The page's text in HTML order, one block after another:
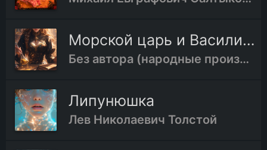
Морской царь и Василиса Премудрая
Без автора (народные произведения)
Липунюшка
Лев Николаевич Толстой